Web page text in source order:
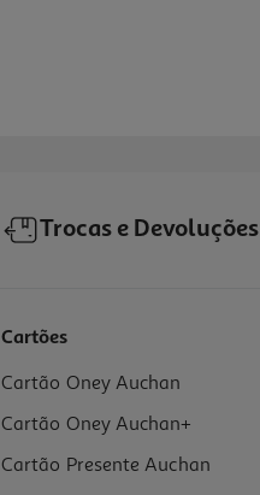
Trocas e Devoluções
Cartões
Cartão Oney Auchan
Cartão Oney Auchan+
Cartão Presente Auchan